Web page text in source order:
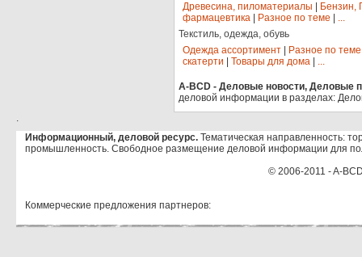
Древесина, пиломатериалы
Бензин,
фармацевтика
Разное по теме
...
Текстиль, одежда, обувь
Одежда ассортимент
Разное по теме
скатерти
Товары для дома ...
A-BCD - Деловые новости, Деловые
деловой информации в разделах:
.
Информационный, деловой ресурс. Тематическая направленность:
промышленность. Свободное размещение деловой информации для
© 2006-2011 - A-
Коммерческие предложения партнеров: